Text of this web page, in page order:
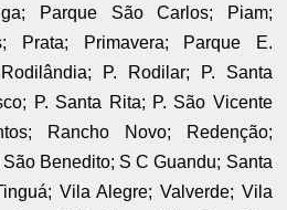
Parque São Carlos; Piam;
Prata; Primavera; Parque E.
P. Rodilar; P. Santa
P. Santa Rita; P. São Vicente
Rancho Novo; Redenção;
Benedito; S C Guandu; Santa
Vila Alegre; Valverde; Vila